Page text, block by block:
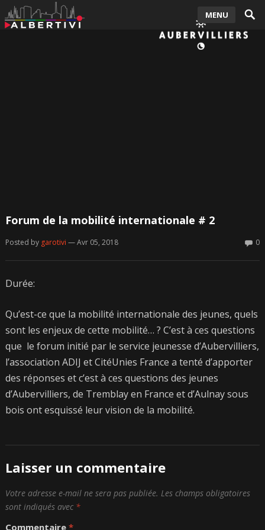
MENU
Forum de la mobilité internationale # 2
Posted by garotivi — Avr 05, 2018 0
Durée:
Qu’est-ce que la mobilité internationale des jeunes, quels
sont les enjeux de cette mobilité… ? C’est à ces questions
que le forum initié par le service jeunesse d’Aubervilliers,
l’association ADIJ et CitéUnies France a tenté d’apporter
des réponses et c’est à ces questions des jeunes
d’Aubervilliers, de Tremblay en France et d’Aulnay sous
bois ont esquissé leur vision de la mobilité.
Laisser un commentaire
Votre adresse e-mail ne sera pas publiée. Les champs obligatoires
sont indiqués avec *
Commentaire *